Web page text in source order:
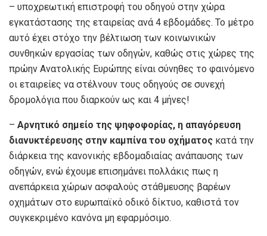
– υποχρεωτική επιστροφή του οδηγού στην χώρα
εγκατάστασης της εταιρείας ανά 4 εβδομάδες. Το μέτρο
αυτό έχει στόχο την βέλτιωση των κοινωνικών
συνθηκών εργασίας των οδηγών, καθώς στις χώρες της
πρώην Ανατολικής Ευρώπης είναι σύνηθες το φαινόμενο
οι εταιρείες να στέλνουν τους οδηγούς σε συνεχή
δρομολόγια που διαρκούν ως και 4 μήνες!
– Αρνητικό σημείο της ψηφοφορίας, η απαγόρευση
διανυκτέρευσης στην καμπίνα του οχήματος κατά την
διάρκεια της κανονικής εβδομαδιαίας ανάπαυσης των
οδηγών, ενώ έχουμε επισημάνει πολλάκις πως η
ανεπάρκεια χώρων ασφαλούς στάθμευσης βαρέων
οχημάτων στο ευρωπαϊκό οδικό δίκτυο, καθιστά τον
συγκεκριμένο κανόνα μη εφαρμόσιμο.